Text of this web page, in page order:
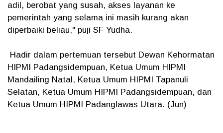
adil, berobat yang susah, akses layanan ke
pemerintah yang selama ini masih kurang akan
diperbaiki beliau," puji SF Yudha.
Hadir dalam pertemuan tersebut Dewan Kehormatan
HIPMI Padangsidempuan, Ketua Umum HIPMI
Mandailing Natal, Ketua Umum HIPMI Tapanuli
Selatan, Ketua Umum HIPMI Padangsidempuan, dan
Ketua Umum HIPMI Padanglawas Utara. (Jun)